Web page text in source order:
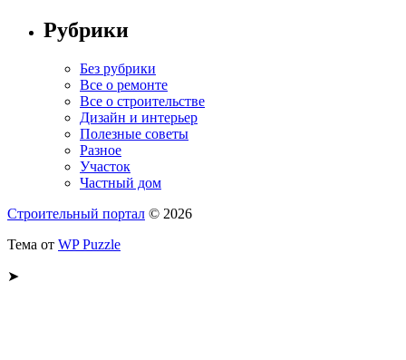
Рубрики
Без рубрики
Все о ремонте
Все о строительстве
Дизайн и интерьер
Полезные советы
Разное
Участок
Частный дом
Строительный портал © 2026
Тема от WP Puzzle
➤